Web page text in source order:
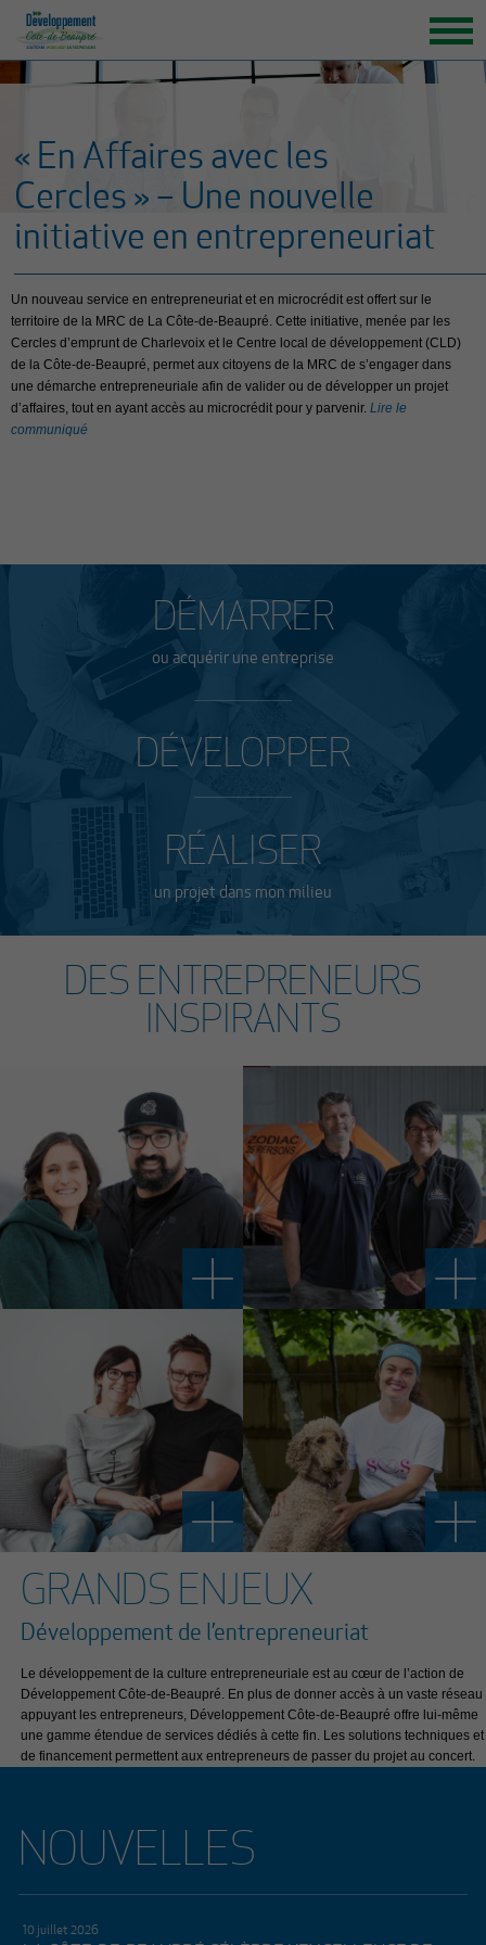
GRANDS ENJEUX
ENTREPRENEURS INSPIRANTS
NOUVELLES
« En Affaires avec les
Cercles » – Une nouvelle
initiative en entrepreneuriat
Un nouveau service en entrepreneuriat et en microcrédit est offert sur le
territoire de la MRC de La Côte-de-Beaupré. Cette initiative, menée par les
Cercles d’emprunt de Charlevoix et le Centre local de développement (CLD)
de la Côte-de-Beaupré, permet aux citoyens de la MRC de s’engager dans
une démarche entrepreneuriale afin de valider ou de développer un projet
d’affaires, tout en ayant accès au microcrédit pour y parvenir. Lire le
communiqué
DÉMARRER
ou acquérir une entreprise
DÉVELOPPER
RÉALISER
un projet dans mon milieu
DES ENTREPRENEURS
INSPIRANTS
GRANDS ENJEUX
Développement de l’entrepreneuriat
Le développement de la culture entrepreneuriale est au cœur de l’action de
Développement Côte-de-Beaupré. En plus de donner accès à un vaste réseau
appuyant les entrepreneurs, Développement Côte-de-Beaupré offre lui-même
une gamme étendue de services dédiés à cette fin. Les solutions techniques et
de financement permettent aux entrepreneurs de passer du projet au concert.
NOUVELLES
10 juillet 2026